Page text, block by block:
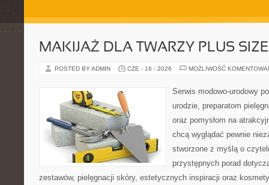
MAKIJAŻ DLA TWARZY PLUS SIZE
POSTED BY ADMIN CZE - 16 - 2026 MOŻLIWOŚĆ
Serwis modowo-urodowy
urodzie, preparatom
oraz pomysłom na
chcą wyglądać pewnie
stworzone z myślą o
przystępnych porad
zestawów, pielęgnacji skóry, estetycznych inspiracji oraz